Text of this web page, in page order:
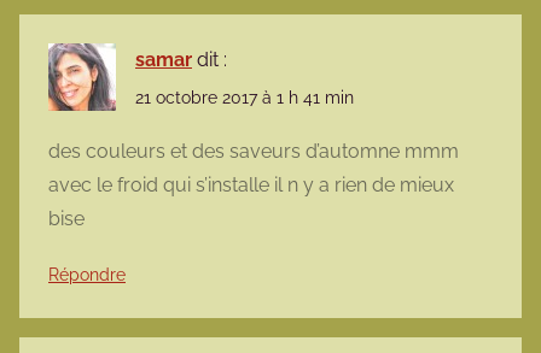
samar dit :
21 octobre 2017 à 1 h 41 min
des couleurs et des saveurs d’automne mmm
avec le froid qui s’installe il n y a rien de mieux
bise
Répondre